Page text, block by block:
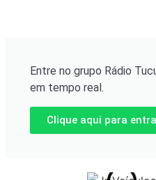
Entre no grupo Rádio
em tempo real.
Clique aqui para